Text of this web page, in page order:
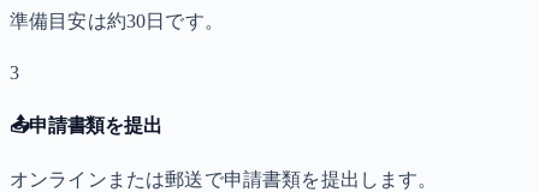
準備目安は約30日です。
3
📤申請書類を提出
オンラインまたは郵送で申請書類を提出します。